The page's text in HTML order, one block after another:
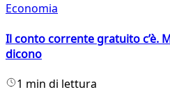
Economia
Il conto corrente gratuito c’è.
dicono
1 min di lettura